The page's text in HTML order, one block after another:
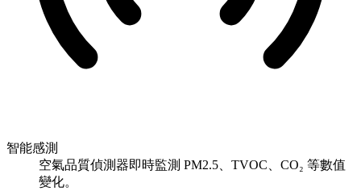
智能感測
空氣品質偵測器即時監測 PM2.5、TVOC、CO₂ 等數值
變化。